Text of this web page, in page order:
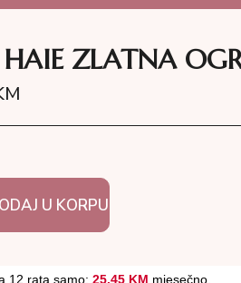
ZLATNA
U KORPU
12 rata samo: 25.45 KM mjesečno.